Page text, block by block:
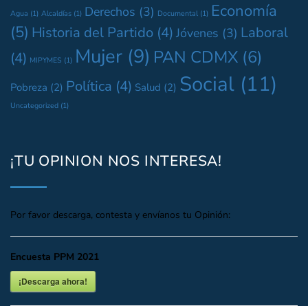
Agua (1) Alcaldías (1) Derechos (3) Documental (1) Economía
(5) Historia del Partido (4) Jóvenes (3) Laboral
(4) MIPYMES (1) Mujer (9) PAN CDMX (6)
Pobreza (2) Política (4) Salud (2) Social (11)
Uncategorized (1)
¡TU OPINION NOS INTERESA!
Por favor descarga, contesta y envíanos tu Opinión:
Encuesta PPM 2021
¡Descarga ahora!